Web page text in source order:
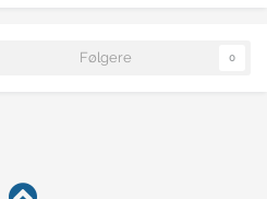
Følgere 0